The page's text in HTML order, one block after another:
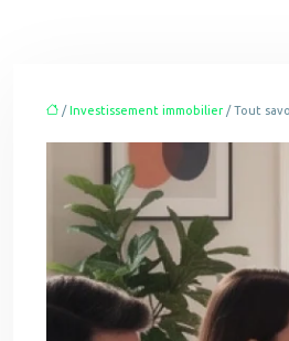
/Investissement immobilier / Tout